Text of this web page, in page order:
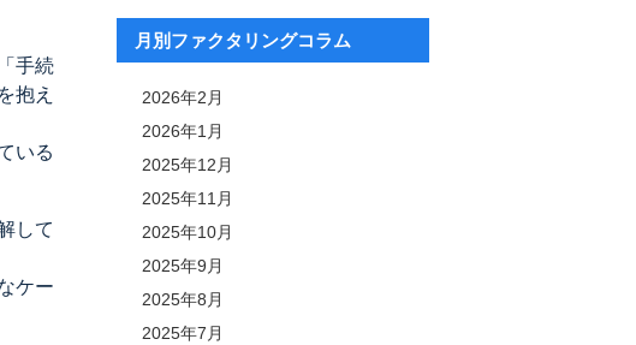
手続
抱え
いる
して
ケー
月別ファクタリングコラム
2026年2月
2026年1月
2025年12月
2025年11月
2025年10月
2025年9月
2025年8月
2025年7月